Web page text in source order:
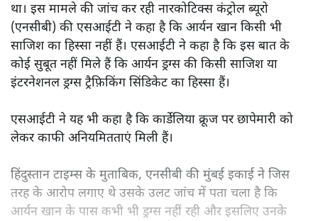
था। इस मामले की जांच कर रही नारकोटिक्स कंट्रोल ब्यूरो
(एनसीबी) की एसआईटी ने कहा है कि आर्यन खान किसी भी
साजिश का हिस्सा नहीं हैं। एसआईटी ने कहा है कि इस बात के
कोई सुबूत नहीं मिले हैं कि आर्यन ड्रग्स की किसी साजिश या
इंटरनेशनल ड्रग्स ट्रैफ़िकिंग सिंडिकेट का हिस्सा हैं।
एसआईटी ने यह भी कहा है कि कार्डेलिया क्रूज पर छापेमारी को
लेकर काफी अनियमितताएं मिली हैं।
हिंदुस्तान टाइम्स के मुताबिक, एनसीबी की मुंबई इकाई ने जिस
तरह के आरोप लगाए थे उसके उलट जांच में पता चला है कि
आर्यन खान के पास कभी भी ड्रग्स नहीं रही और इसलिए उनके